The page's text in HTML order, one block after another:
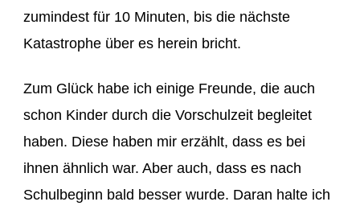
zumindest für 10 Minuten, bis die nächste
Katastrophe über es herein bricht.
Zum Glück habe ich einige Freunde, die auch
schon Kinder durch die Vorschulzeit begleitet
haben. Diese haben mir erzählt, dass es bei
ihnen ähnlich war. Aber auch, dass es nach
Schulbeginn bald besser wurde. Daran halte ich